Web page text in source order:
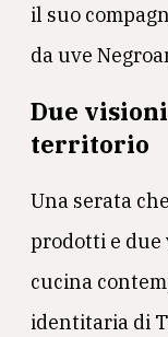
il suo
da uve
Due
territorio
Una serata
prodotti e
cucina
identitaria di